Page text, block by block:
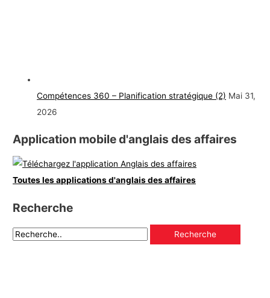
Compétences 360 – Planification stratégique (2) Mai 31,
2026
Application mobile d'anglais des affaires
Toutes les applications d'anglais des affaires
Recherche